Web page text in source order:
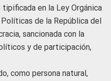
en la Ley Orgánica
de la República del
sancionada con la
y de participación,
como persona natural,